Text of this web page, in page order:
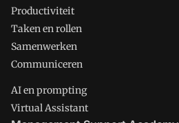
Productiviteit
Taken en rollen
Samenwerken
Communiceren
AI en prompting
Virtual Assistant